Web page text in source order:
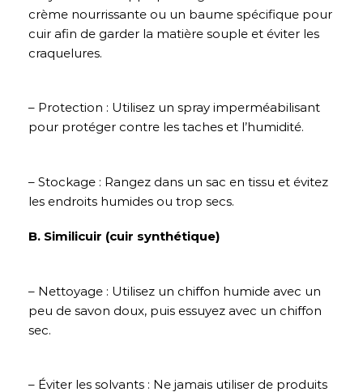
crème nourrissante ou un baume spécifique pour
cuir afin de garder la matière souple et éviter les
craquelures.
– Protection : Utilisez un spray imperméabilisant
pour protéger contre les taches et l’humidité.
– Stockage : Rangez dans un sac en tissu et évitez
les endroits humides ou trop secs.
B. Similicuir (cuir synthétique)
– Nettoyage : Utilisez un chiffon humide avec un
peu de savon doux, puis essuyez avec un chiffon
sec.
– Éviter les solvants : Ne jamais utiliser de produits